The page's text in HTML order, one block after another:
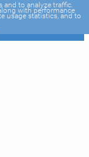
and to analyze traffic.
with performance
usage statistics, and to